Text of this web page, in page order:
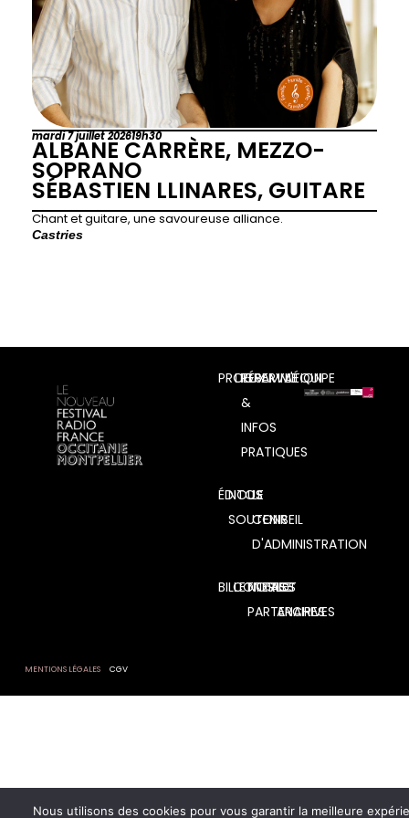
mardi 7 juillet 202619h30
ALBANE CARRÈRE, MEZZO-
SOPRANO
SÉBASTIEN LLINARES, GUITARE
Chant et guitare, une savoureuse alliance.
Castries
PROGRAMME
LIEUX
RÉSERVATION
&
INFOS
PRATIQUES
L'ÉQUIPE
ÉDITOS
NOUS
SOUTENIR
LE
CONSEIL
D'ADMINISTRATION
BILLETTERIE
CONTACT
NOS
PARTENAIRES
RSE
LES
ARCHIVES
MENTIONS LÉGALES CGV
Nous utilisons des cookies pour vous garantir la meilleure